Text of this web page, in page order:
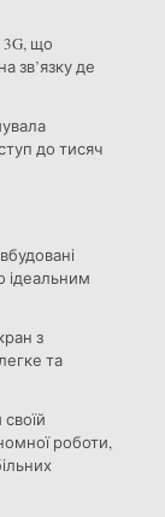
3G, що
зв’язку де
до тисяч
ідеальним
з
та
роботи,